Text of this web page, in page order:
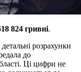
824 гривні.
розрахунки
до
Ці цифри не